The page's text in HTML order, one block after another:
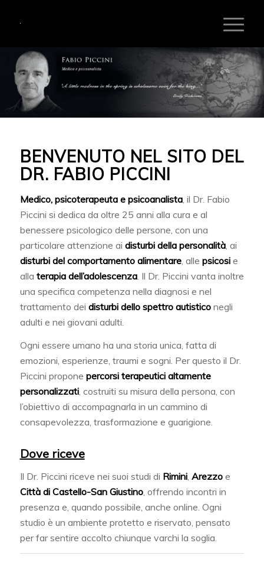
BENVENUTO NEL SITO DEL
DR. FABIO PICCINI
Medico, psicoterapeuta e psicoanalista, il Dr. Fabio
Piccini si dedica da oltre 25 anni alla cura e al
benessere psicologico delle persone, con una
particolare attenzione ai disturbi della personalità, ai
disturbi del comportamento alimentare, alle psicosie
alla terapia dell’adolescenza. Il Dr. Piccini vanta inoltre
una specifica competenza nella diagnosi e nel
trattamento dei disturbi dello spettro autisticonegli
adulti e nei giovani adulti.
Ogni essere umano ha una storia unica, fatta di
emozioni, esperienze, traumi e sogni. Per questo il Dr.
Piccini propone percorsi terapeutici altamente
personalizzati, costruiti su misura della persona, con
l’obiettivo di accompagnarla in un cammino di
consapevolezza, trasformazione e guarigione.
Dove riceve
Il Dr. Piccini riceve nei suoi studi di Rimini, Arezzoe
Città di Castello-San Giustino, offrendo incontri in
presenza e, quando possibile, anche online. Ogni
studio è un ambiente protetto e riservato, pensato
per far sentire accolto chiunque varchi la soglia.